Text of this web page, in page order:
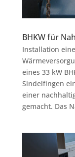
BHKW für
Installation
eines 33 kW
Sindelfingen
einer
gemacht. Das